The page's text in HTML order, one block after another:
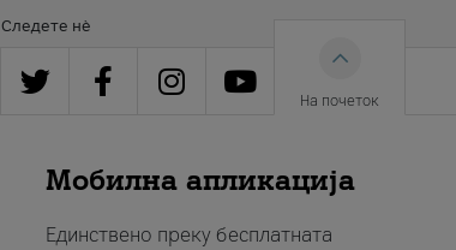
Следете нè
На почеток
Мобилна апликација
Единствено преку бесплатната